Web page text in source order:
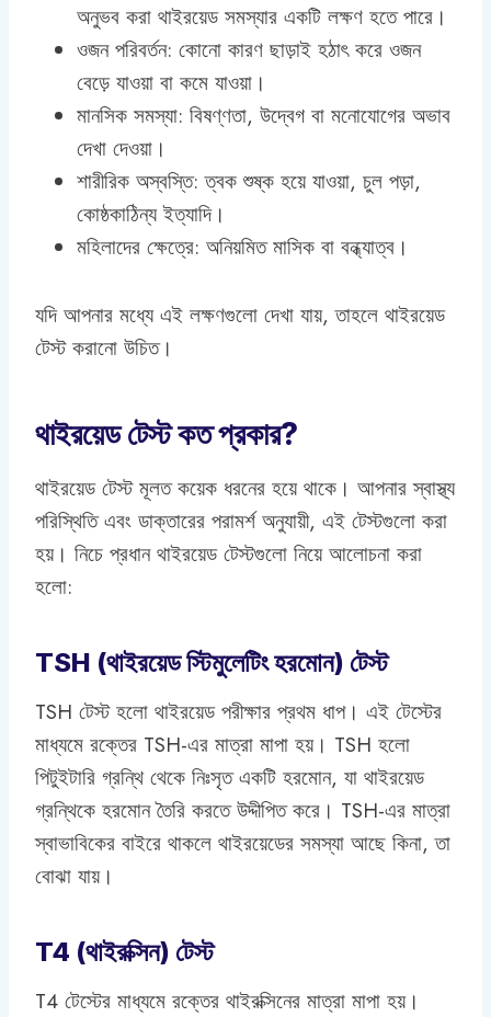
অনুভব করা থাইরয়েড সমস্যার একটি লক্ষণ হতে পারে।
ওজন পরিবর্তন: কোনো কারণ ছাড়াই হঠাৎ করে ওজন
বেড়ে যাওয়া বা কমে যাওয়া।
মানসিক সমস্যা: বিষণ্ণতা, উদ্বেগ বা মনোযোগের অভাব
দেখা দেওয়া।
শারীরিক অস্বস্তি: ত্বক শুষ্ক হয়ে যাওয়া, চুল পড়া,
কোষ্ঠকাঠিন্য ইত্যাদি।
মহিলাদের ক্ষেত্রে: অনিয়মিত মাসিক বা বন্ধ্যাত্ব।
যদি আপনার মধ্যে এই লক্ষণগুলো দেখা যায়, তাহলে থাইরয়েড
টেস্ট করানো উচিত।
থাইরয়েড টেস্ট কত প্রকার?
থাইরয়েড টেস্ট মূলত কয়েক ধরনের হয়ে থাকে। আপনার স্বাস্থ্য
পরিস্থিতি এবং ডাক্তারের পরামর্শ অনুযায়ী, এই টেস্টগুলো করা
হয়। নিচে প্রধান থাইরয়েড টেস্টগুলো নিয়ে আলোচনা করা
হলো:
TSH (থাইরয়েড স্টিমুলেটিং হরমোন) টেস্ট
TSH টেস্ট হলো থাইরয়েড পরীক্ষার প্রথম ধাপ। এই টেস্টের
মাধ্যমে রক্তের TSH-এর মাত্রা মাপা হয়। TSH হলো
পিটুইটারি গ্রন্থি থেকে নিঃসৃত একটি হরমোন, যা থাইরয়েড
গ্রন্থিকে হরমোন তৈরি করতে উদ্দীপিত করে। TSH-এর মাত্রা
স্বাভাবিকের বাইরে থাকলে থাইরয়েডের সমস্যা আছে কিনা, তা
বোঝা যায়।
T4 (থাইরক্সিন) টেস্ট
T4 টেস্টের মাধ্যমে রক্তের থাইরক্সিনের মাত্রা মাপা হয়।